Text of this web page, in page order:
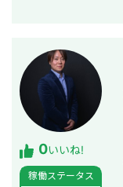
0いいね!
稼働ステータス